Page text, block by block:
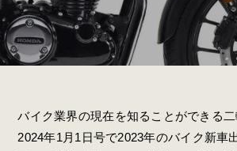
バイク業界の現在を知ることができる二
2024年1月1日号で2023年のバイク新車